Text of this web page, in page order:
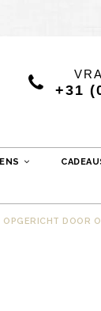
+31
OPGERICHT DOOR